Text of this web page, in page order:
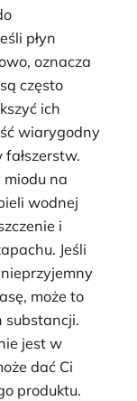
płyn
oznacza
często
ich
wiarygodny
na
wodnej
i
Jeśli
może to
substancji.
jest w
dać Ci
produktu.